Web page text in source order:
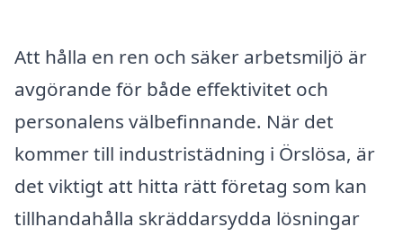
Att hålla en ren och säker arbetsmiljö är
avgörande för både effektivitet och
personalens välbefinnande. När det
kommer till industristädning i Örslösa, är
det viktigt att hitta rätt företag som kan
tillhandahålla skräddarsydda lösningar